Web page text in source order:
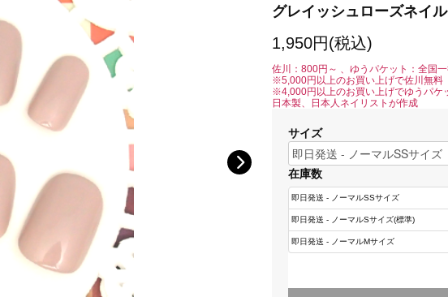
グレイッシュローズネイル
1,950円(税込)
佐川：800円～ 、ゆうパケット：全国
※5,000円以上のお買い上げで佐川無料
※4,000円以上のお買い上げでゆうパケ
日本製、日本人ネイリストが作成
サイズ
在庫数